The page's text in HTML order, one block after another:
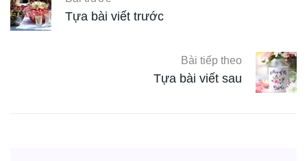
Tựa bài viết trước
Bài tiếp theo
Tựa bài viết sau